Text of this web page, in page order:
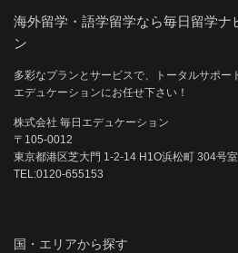
海外留学・語学留学なら毎日留学ナ
ン
多彩なプランとサービスで、トータルサポー
エデュケーションにお任せ下さい！
株式会社 毎日エデュケーション
〒105-0012
東京都港区芝大門 1-2-14 H1O浜松町 304号室
TEL:0120-655153
国・エリアから探す